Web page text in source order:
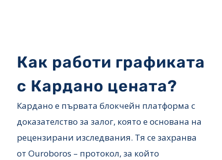
Как работи графиката
с Кардано цената?
Кардано е първата блокчейн платформа с
доказателство за залог, която е основана на
рецензирани изследвания. Тя се захранва
от Ouroboros – протокол, за който